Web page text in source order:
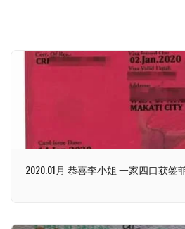
2020.01月 恭喜李小姐 一家四口获签